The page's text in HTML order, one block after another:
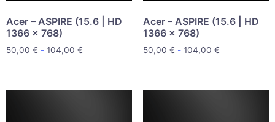
Acer – ASPIRE (15.6 | HD
1366 x 768)
50,00 € - 104,00 €
Acer – ASPIRE (15.6 | HD
1366 x 768)
50,00 € - 104,00 €